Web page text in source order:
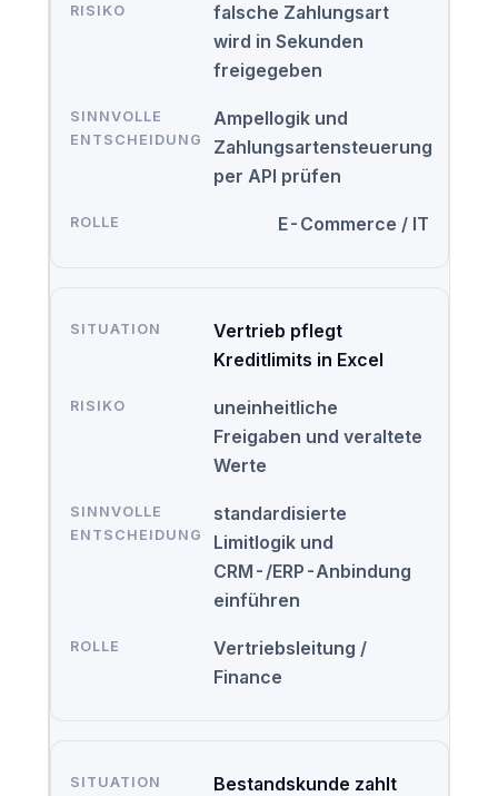
falsche Zahlungsart
wird in Sekunden
freigegeben
Ampellogik und
Zahlungsartensteuerung
per API prüfen
E-Commerce / IT
Vertrieb pflegt
Kreditlimits in Excel
uneinheitliche
Freigaben und veraltete
Werte
standardisierte
Limitlogik und
CRM-/ERP-Anbindung
einführen
Vertriebsleitung /
Finance
Bestandskunde zahlt